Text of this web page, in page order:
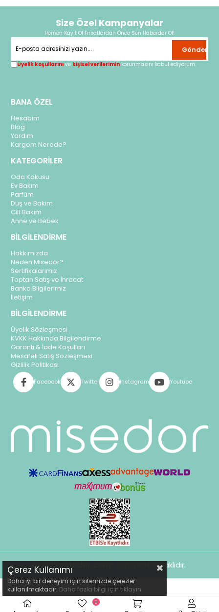
Size Özel Kampanyalar
Hemen Kayıt Ol Fırsatlardan Önce Sen Haberdar Ol!
Gönder
Üyelik koşullarını ve kişisel verilerimin korunmasını kabul ediyorum.
BANA ÖZEL
Hesabım
Blog
Yardım
Kargom Nerede?
KATEGORİLER
Oda Kokusu
Ev Bakım
Parfüm
Duş ve Bakım
Cilt Bakım
Anne ve Bebek
BİLGİLENDİRME
Hakkımızda
Neden Misedor?
Sertifikalarımız
Toptan Satış ve İhracat
Banka Bilgilerimiz
İletişim
BİLGİLENDİRME
Üyelik Sözleşmesi
KVKK Hakkında Bilgilendirme
Garanti & İade Koşulları
Mesafeli Satış Sözleşmesi
Gizlilik Politikası
Facebook Twitter Instagram Youtube
© 2025 - Tüm Hakları Saklıdır.
Çerez Kullanımı
Daha iyi bir deneyim için sitemizde çerezler
kullanılmaktadır. Daha fazla bilgi için tıklayın
0